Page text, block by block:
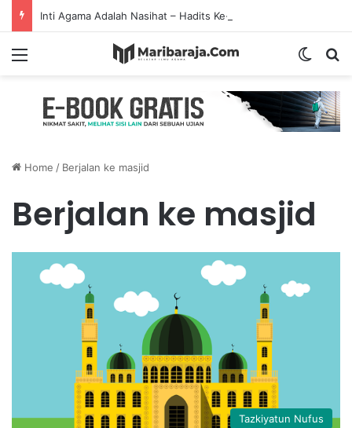
Inti Agama Adalah Nasihat – Hadits Ke-7 Arbain Nawawi
Home / Berjalan ke masjid
Berjalan ke masjid
Tazkiyatun Nufus